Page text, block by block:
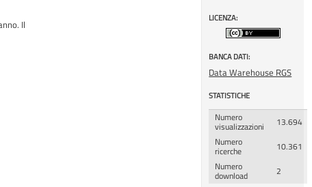
Il
LICENZA:
BANCA DATI:
Data Warehouse RGS
STATISTICHE
Numero
visualizzazioni
13.694
Numero
ricerche
10.361
Numero
download 2